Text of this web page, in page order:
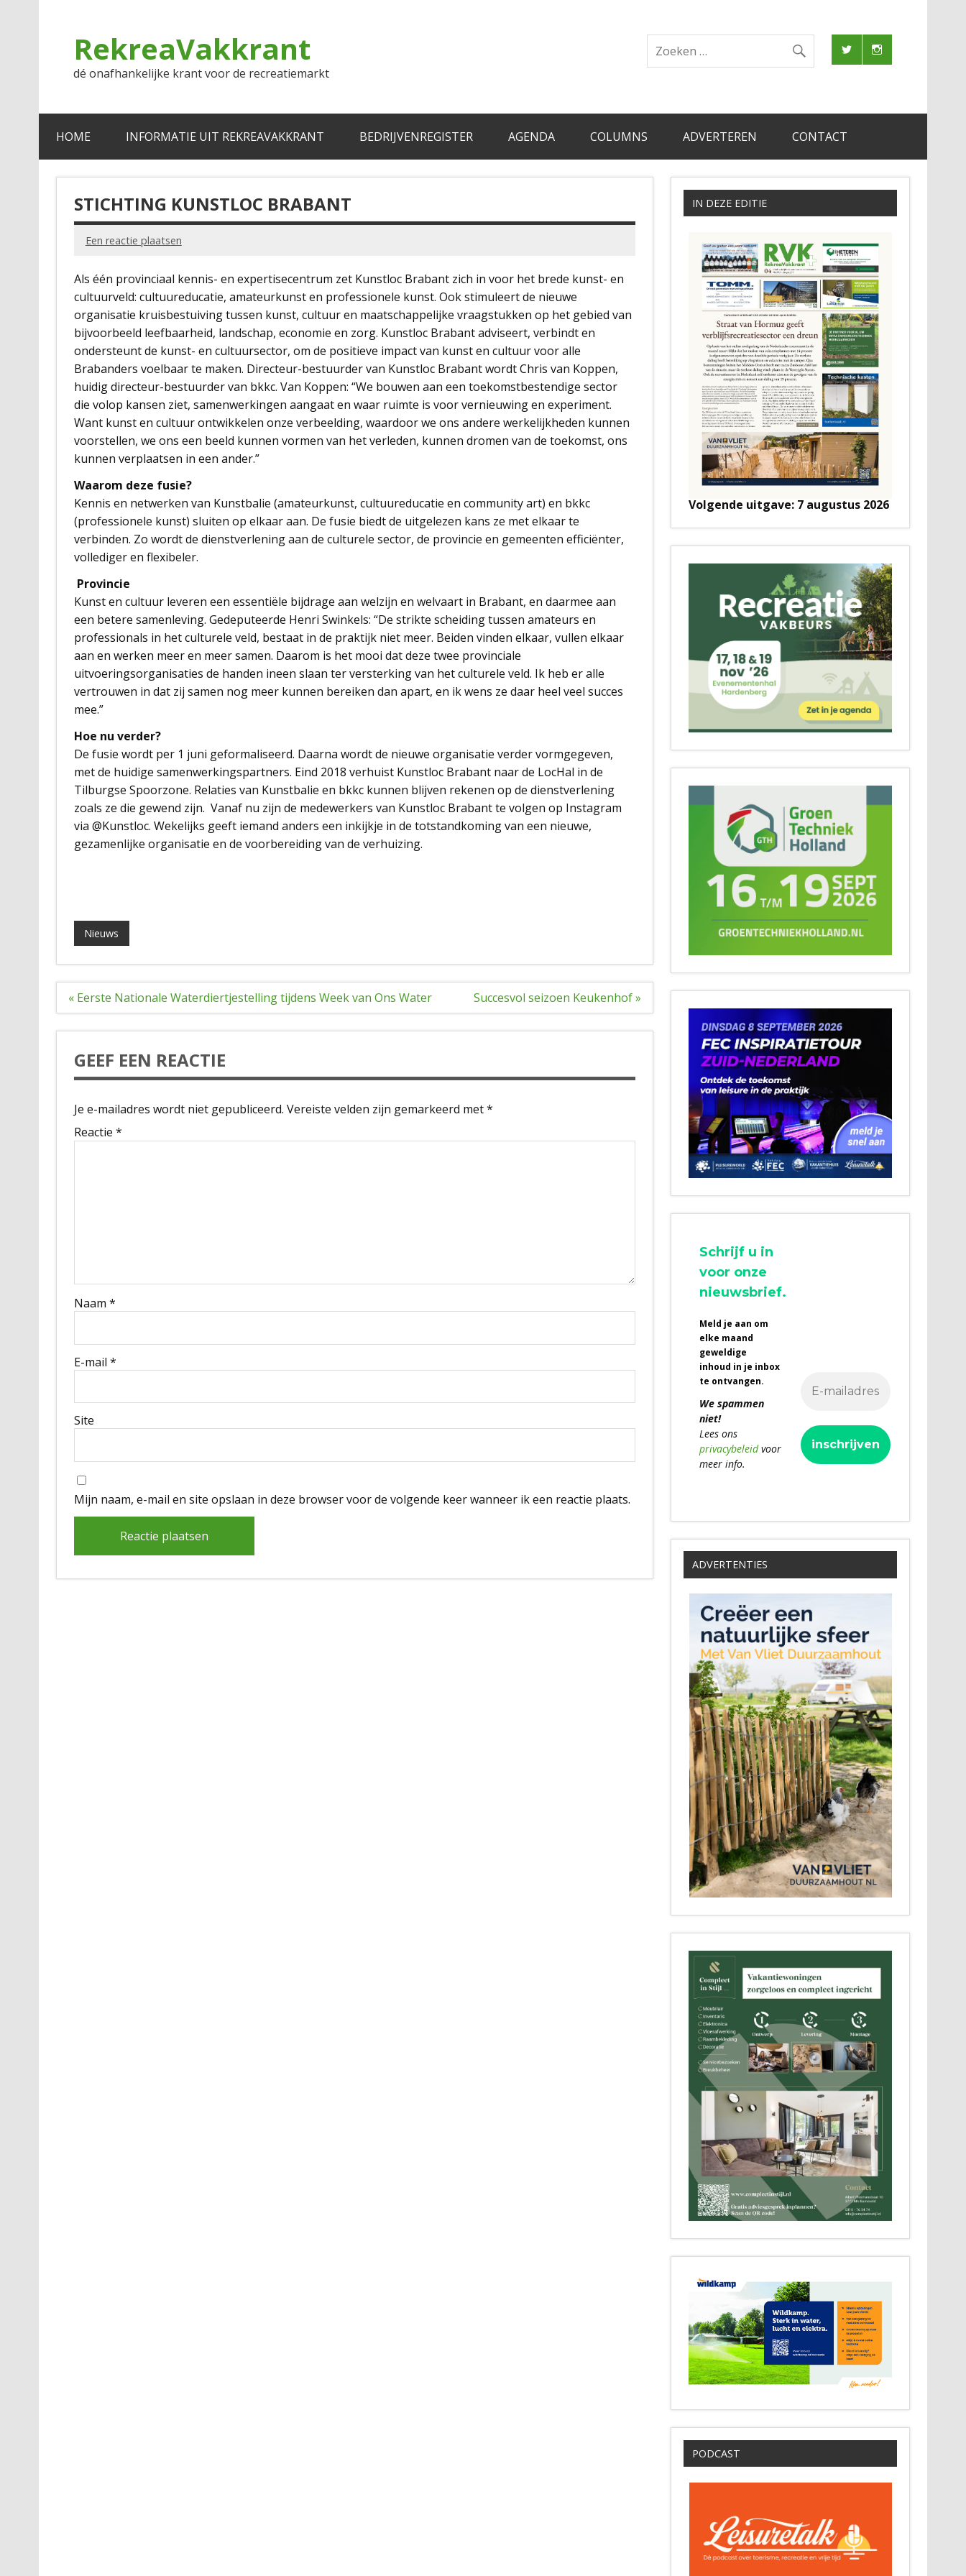
RekreaVakkrant
dé onafhankelijke krant voor de recreatiemarkt
HOME INFORMATIE UIT REKREAVAKKRANT BEDRIJVENREGISTER AGENDA COLUMNS ADVERTEREN CONTACT
STICHTING KUNSTLOC BRABANT
Een reactie plaatsen
Als één provinciaal kennis- en expertisecentrum zet Kunstloc Brabant zich in voor het brede kunst- en
cultuurveld: cultuureducatie, amateurkunst en professionele kunst. Ook stimuleert de nieuwe
organisatie kruisbestuiving tussen kunst, cultuur en maatschappelijke vraagstukken op het gebied van
bijvoorbeeld leefbaarheid, landschap, economie en zorg. Kunstloc Brabant adviseert, verbindt en
ondersteunt de kunst- en cultuursector, om de positieve impact van kunst en cultuur voor alle
Brabanders voelbaar te maken. Directeur-bestuurder van Kunstloc Brabant wordt Chris van Koppen,
huidig directeur-bestuurder van bkkc. Van Koppen: “We bouwen aan een toekomstbestendige sector
die volop kansen ziet, samenwerkingen aangaat en waar ruimte is voor vernieuwing en experiment.
Want kunst en cultuur ontwikkelen onze verbeelding, waardoor we ons andere werkelijkheden kunnen
voorstellen, we ons een beeld kunnen vormen van het verleden, kunnen dromen van de toekomst, ons
kunnen verplaatsen in een ander.”
Waarom deze fusie?
Kennis en netwerken van Kunstbalie (amateurkunst, cultuureducatie en community art) en bkkc
(professionele kunst) sluiten op elkaar aan. De fusie biedt de uitgelezen kans ze met elkaar te
verbinden. Zo wordt de dienstverlening aan de culturele sector, de provincie en gemeenten efficiënter,
vollediger en flexibeler.
Provincie
Kunst en cultuur leveren een essentiële bijdrage aan welzijn en welvaart in Brabant, en daarmee aan
een betere samenleving. Gedeputeerde Henri Swinkels: “De strikte scheiding tussen amateurs en
professionals in het culturele veld, bestaat in de praktijk niet meer. Beiden vinden elkaar, vullen elkaar
aan en werken meer en meer samen. Daarom is het mooi dat deze twee provinciale
uitvoeringsorganisaties de handen ineen slaan ter versterking van het culturele veld. Ik heb er alle
vertrouwen in dat zij samen nog meer kunnen bereiken dan apart, en ik wens ze daar heel veel succes
mee.”
Hoe nu verder?
De fusie wordt per 1 juni geformaliseerd. Daarna wordt de nieuwe organisatie verder vormgegeven,
met de huidige samenwerkingspartners. Eind 2018 verhuist Kunstloc Brabant naar de LocHal in de
Tilburgse Spoorzone. Relaties van Kunstbalie en bkkc kunnen blijven rekenen op de dienstverlening
zoals ze die gewend zijn. Vanaf nu zijn de medewerkers van Kunstloc Brabant te volgen op Instagram
via @Kunstloc. Wekelijks geeft iemand anders een inkijkje in de totstandkoming van een nieuwe,
gezamenlijke organisatie en de voorbereiding van de verhuizing.
Nieuws
Bericht
« Eerste Nationale Waterdiertjestelling tijdens Week van Ons Water Succesvol seizoen Keukenhof »
GEEF EEN REACTIE
Je e-mailadres wordt niet gepubliceerd. Vereiste velden zijn gemarkeerd met*
Reactie *
Naam *
E-mail *
Site
Mijn naam, e-mail en site opslaan in deze browser voor de volgende keer wanneer ik een reactie plaats.
Alternative:
IN DEZE EDITIE
Volgende uitgave: 7 augustus 2026
Schrijf u in
voor onze
nieuwsbrief.
Meld je aan om
elke maand
geweldige
inhoud in je inbox
te ontvangen.
We spammen
niet!
Lees ons
privacybeleidvoor
meer info.
ADVERTENTIES
PODCAST